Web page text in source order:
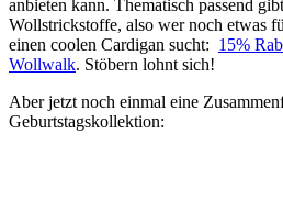
anbieten kann. Thematisch passend
Wollstrickstoffe, also wer noch etwas
einen coolen Cardigan sucht: 15%
Wollwalk. Stöbern lohnt sich!
Aber jetzt noch einmal eine
Geburtstagskollektion: